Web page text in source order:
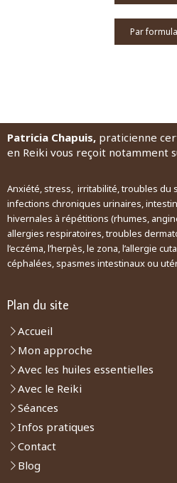
Par
Patricia Chapuis, praticienne
en Reiki vous reçoit notamment
Anxiété, stress, irritabilité, troubles du
infections chroniques urinaires,
hivernales à répétitions (rhumes,
allergies respiratoires, troubles
l’eczéma, l’herpès, le zona, l’allergie
céphalées, spasmes intestinaux ou
Plan du site
Accueil
Mon approche
Avec les huiles essentielles
Avec le Reiki
Séances
Infos pratiques
Contact
Blog